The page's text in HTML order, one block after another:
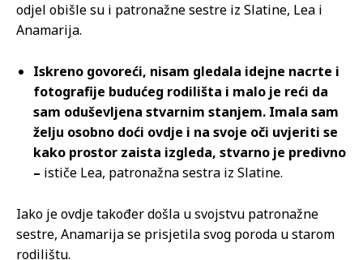
odjel obišle su i patronažne sestre iz Slatine, Lea i
Anamarija.
Iskreno govoreći, nisam gledala idejne nacrte i
fotografije budućeg rodilišta i malo je reći da
sam oduševljena stvarnim stanjem. Imala sam
želju osobno doći ovdje i na svoje oči uvjeriti se
kako prostor zaista izgleda, stvarno je predivno
– ističe Lea, patronažna sestra iz Slatine.
Iako je ovdje također došla u svojstvu patronažne
sestre, Anamarija se prisjetila svog poroda u starom
rodilištu.